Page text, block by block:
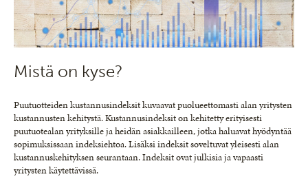
Mistä on kyse?
Puutuotteiden kustannusindeksit kuvaavat puolueettomasti alan yritysten
kustannusten kehitystä. Kustannusindeksit on kehitetty erityisesti
puutuotealan yrityksille ja heidän asiakkailleen, jotka haluavat hyödyntää
sopimuksissaan indeksiehtoa. Lisäksi indeksit soveltuvat yleisesti alan
kustannuskehityksen seurantaan. Indeksit ovat julkisia ja vapaasti
yritysten käytettävissä.